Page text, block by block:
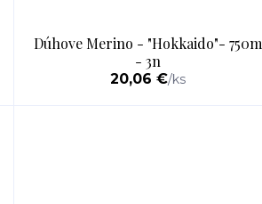
Dúhove Merino - "Hokkaido"- 750m
- 3n
20,06 €/ks